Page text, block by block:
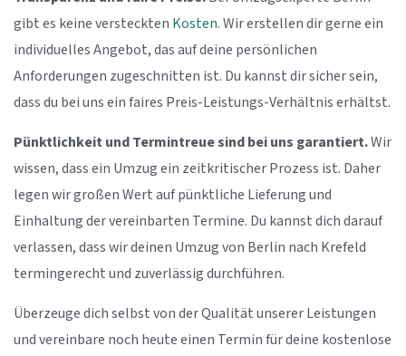
gibt es keine versteckten Kosten. Wir erstellen dir gerne ein
individuelles Angebot, das auf deine persönlichen
Anforderungen zugeschnitten ist. Du kannst dir sicher sein,
dass du bei uns ein faires Preis-Leistungs-Verhältnis erhältst.
Pünktlichkeit und Termintreue sind bei uns garantiert.Wir
wissen, dass ein Umzug ein zeitkritischer Prozess ist. Daher
legen wir großen Wert auf pünktliche Lieferung und
Einhaltung der vereinbarten Termine. Du kannst dich darauf
verlassen, dass wir deinen Umzug von Berlin nach Krefeld
termingerecht und zuverlässig durchführen.
Überzeuge dich selbst von der Qualität unserer Leistungen
und vereinbare noch heute einen Termin für deine kostenlose